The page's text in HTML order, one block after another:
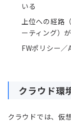
いる
上位への経路
ーティング）
FWポリシー
クラウド環
クラウドでは、仮